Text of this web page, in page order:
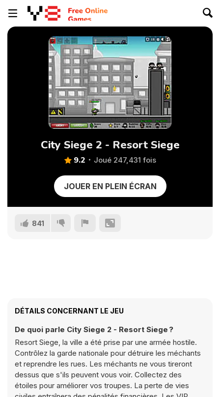
City Siege 2 - Resort Siege
9.2 Joué 247,431 fois
JOUER EN PLEIN ÉCRAN
841
DÉTAILS CONCERNANT LE JEU
De quoi parle City Siege 2 - Resort Siege ?
Resort Siege, la ville a été prise par une armée hostile.
Contrôlez la garde nationale pour détruire les méchants
et reprendre les rues. Les méchants ne vous tireront
dessus que s'ils peuvent vous voir. Collectez des
étoiles pour améliorer vos troupes. La perte de vies